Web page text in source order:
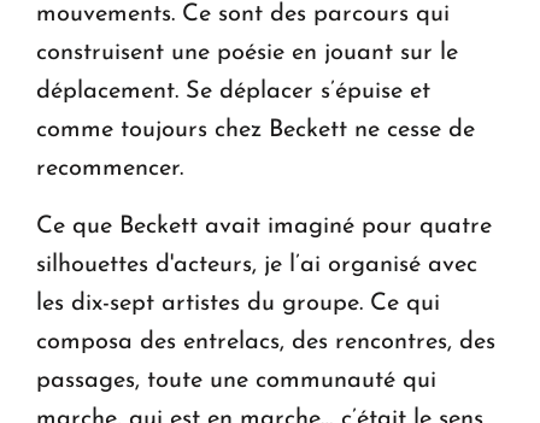
mouvements. Ce sont des parcours qui
construisent une poésie en jouant sur le
déplacement. Se déplacer s’épuise et
comme toujours chez Beckett ne cesse de
recommencer.
Ce que Beckett avait imaginé pour quatre
silhouettes d'acteurs, je l’ai organisé avec
les dix-sept artistes du groupe. Ce qui
composa des entrelacs, des rencontres, des
passages, toute une communauté qui